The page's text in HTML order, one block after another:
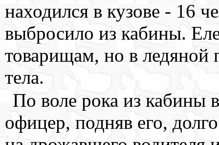
находился в кузове - 16
выбросило из кабины.
товарищам, но в ледяной
тела.
По воле рока из кабины
офицер, подняв его,